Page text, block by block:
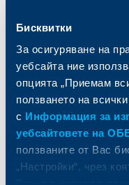
Бисквитки
За осигуряване на
уебсайта ние
опцията „Приемам
ползването на
с Информация за
уебсайтовете на
ползваните от Вас
„Настройки“, чрез
Карти
Кредити
Спестявания и инвестиции
Частно банкиране
Застраховки
Актуализация на клиентски